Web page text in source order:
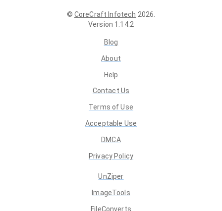
© CoreCraft Infotech 2026
Version 1.14.2
Blog
About
Help
Contact Us
Terms of Use
Acceptable Use
DMCA
Privacy Policy
UnZiper
ImageTools
FileConverts